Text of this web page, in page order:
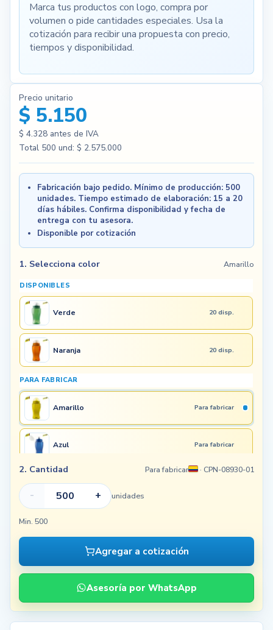
Marca tus productos con logo, compra por
volumen o pide cantidades especiales. Usa la
cotización para recibir una propuesta con precio,
tiempos y disponibilidad.
Precio unitario
$ 5.150
$ 4.328antes de IVA
Total 500 und: $ 2.575.000
Fabricación bajo pedido. Mínimo de producción: 500
unidades. Tiempo estimado de elaboración: 15 a 20
días hábiles. Confirma disponibilidad y fecha de
entrega con tu asesora.
Disponible por cotización
1. Selecciona color Amarillo
DISPONIBLES
Verde 20 disp.
Naranja 20 disp.
PARA FABRICAR
Amarillo Para fabricar
Azul Para fabricar
Transparente
2. Cantidad Para fabricar · CPN-08930-01
- + unidades
Min. 500
Agregar a cotización
Asesoría por WhatsApp